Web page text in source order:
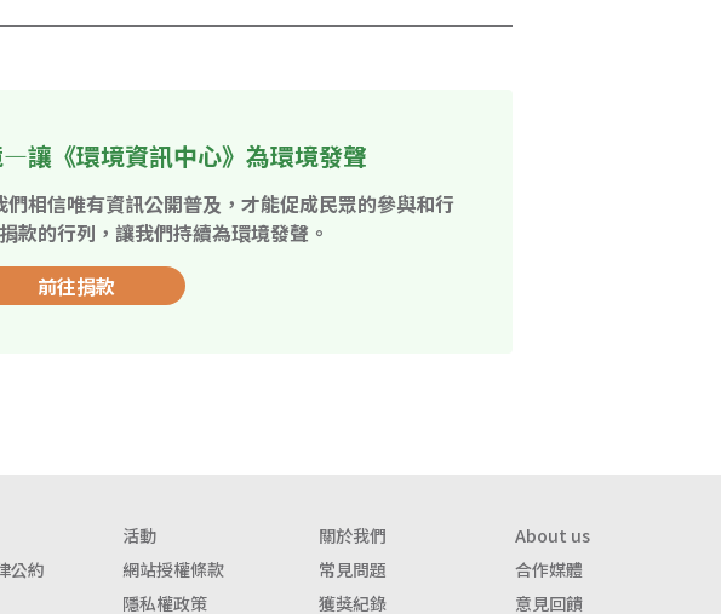
讓《環境資訊中心》為環境發聲
們相信唯有資訊公開普及，才能促成民眾的參與和行
款的行列，讓我們持續為環境發聲。
前往捐款
活動 關於我們
About us
公約
網站授權條款 常見問題
合作媒體
隱私權政策 獲獎紀錄 意見回饋